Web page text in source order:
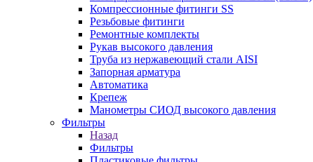
Компрессионные фитинги SS
Резьбовые фитинги
Ремонтные комплекты
Рукав высокого давления
Труба из нержавеющий стали AISI
Запорная арматура
Автоматика
Крепеж
Манометры СИОД высокого давления
Фильтры
Назад
Фильтры